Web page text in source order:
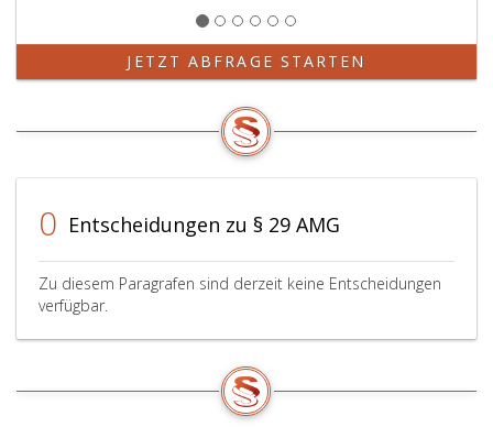
JETZT ABFRAGE STARTEN
0 Entscheidungen zu § 29 AMG
Zu diesem Paragrafen sind derzeit keine Entscheidungen
verfügbar.